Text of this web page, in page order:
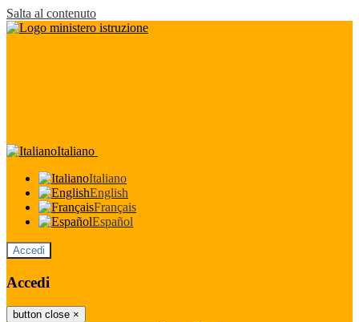
Salta al contenuto
Italiano
Italiano
English
Français
Español
Accedi
Accedi
button close ×